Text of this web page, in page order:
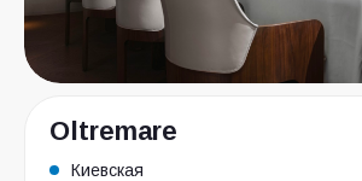
Oltremare
Киевская